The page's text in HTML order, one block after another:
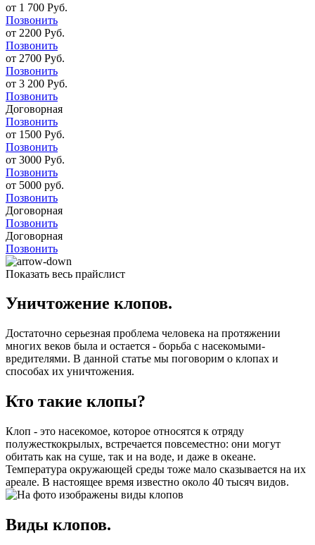
от 1 700 Руб.
Позвонить
от 2200 Руб.
Позвонить
от 2700 Руб.
Позвонить
от 3 200 Руб.
Позвонить
Договорная
Позвонить
от 1500 Руб.
Позвонить
от 3000 Руб.
Позвонить
от 5000 руб.
Позвонить
Договорная
Позвонить
Договорная
Позвонить
Показать весь прайслист
Уничтожение клопов.
Достаточно серьезная проблема человека на протяжении
многих веков была и остается - борьба с насекомыми-
вредителями. В данной статье мы поговорим о клопах и
способах их уничтожения.
Кто такие клопы?
Клоп - это насекомое, которое относятся к отряду
полужесткокрылых, встречается повсеместно: они могут
обитать как на суше, так и на воде, и даже в океане.
Температура окружающей среды тоже мало сказывается на их
ареале. В настоящее время известно около 40 тысяч видов.
Виды клопов.